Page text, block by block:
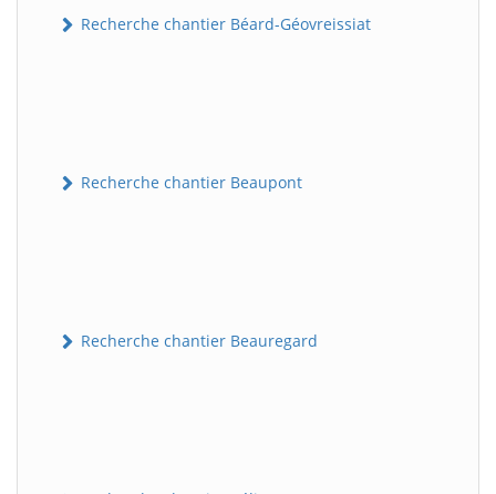
Recherche chantier Béard-Géovreissiat
Recherche chantier Beaupont
Recherche chantier Beauregard